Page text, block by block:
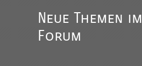
Neue Themen im
Forum